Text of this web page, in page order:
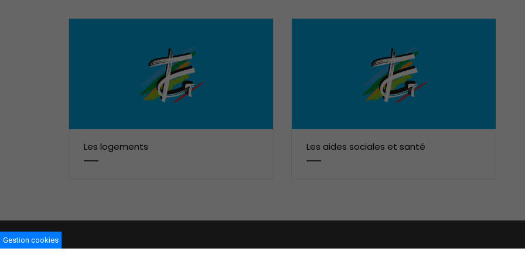
Les logements Les aides sociales et santé
Gestion cookies